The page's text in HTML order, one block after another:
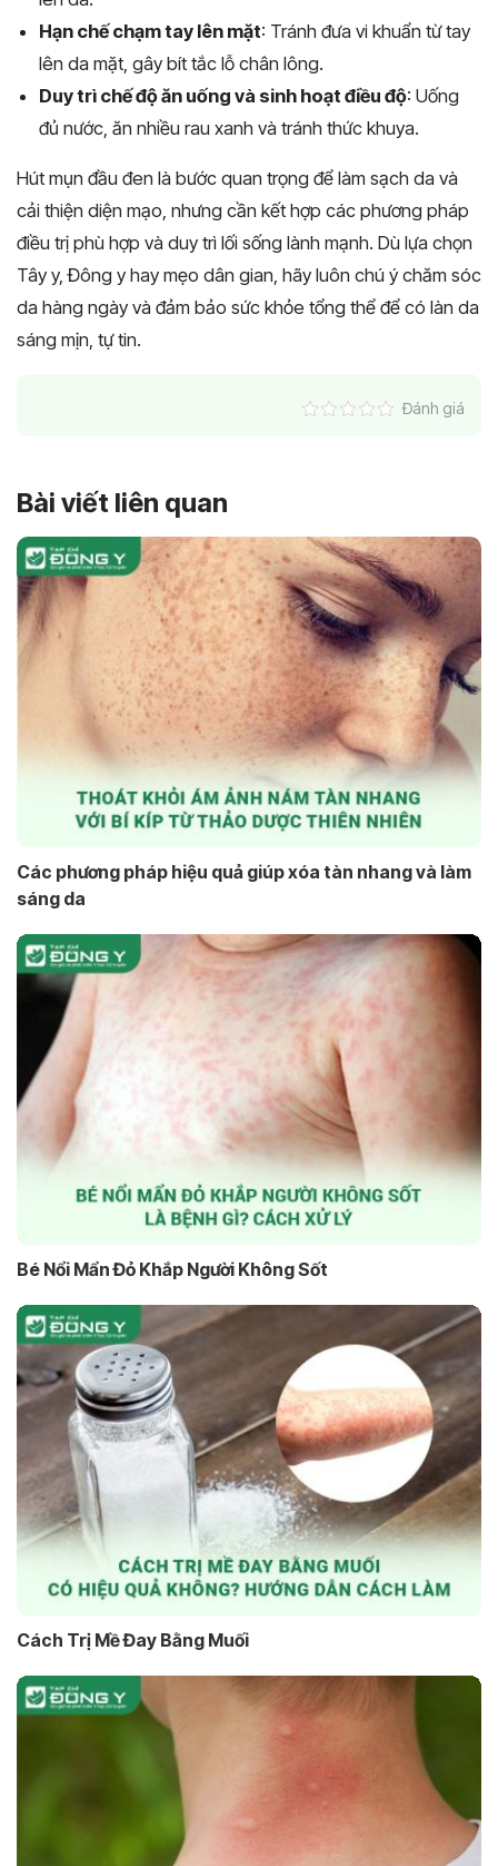
Hạn chế chạm tay lên mặt: Tránh đưa vi khuẩn từ tay
lên da mặt, gây bít tắc lỗ chân lông.
Duy trì chế độ ăn uống và sinh hoạt điều độ: Uống
đủ nước, ăn nhiều rau xanh và tránh thức khuya.
Hút mụn đầu đen là bước quan trọng để làm sạch da và
cải thiện diện mạo, nhưng cần kết hợp các phương pháp
điều trị phù hợp và duy trì lối sống lành mạnh. Dù lựa chọn
Tây y, Đông y hay mẹo dân gian, hãy luôn chú ý chăm sóc
da hàng ngày và đảm bảo sức khỏe tổng thể để có làn da
sáng mịn, tự tin.
Đánh giá
Bài viết liên quan
Các phương pháp hiệu quả giúp xóa tàn nhang và làm
sáng da
Bé Nổi Mẩn Đỏ Khắp Người Không Sốt
Cách Trị Mề Đay Bằng Muối